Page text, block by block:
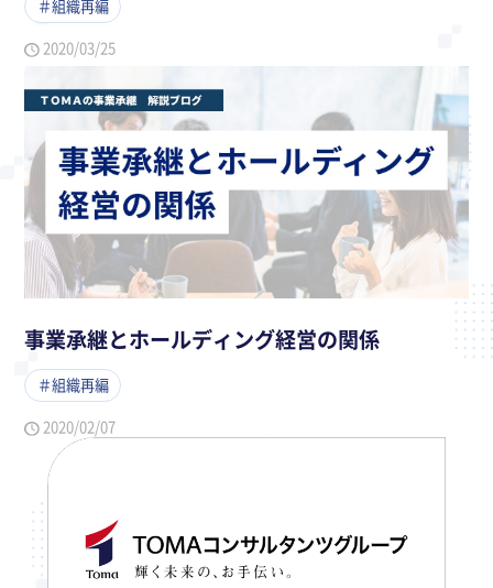
＃組織再編
2020/03/25
事業承継とホールディング経営の関係
＃組織再編
2020/02/07